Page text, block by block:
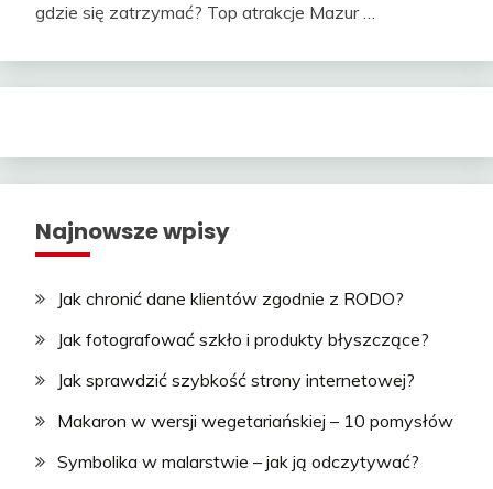
gdzie się zatrzymać? Top atrakcje Mazur …
Najnowsze wpisy
Jak chronić dane klientów zgodnie z RODO?
Jak fotografować szkło i produkty błyszczące?
Jak sprawdzić szybkość strony internetowej?
Makaron w wersji wegetariańskiej – 10 pomysłów
Symbolika w malarstwie – jak ją odczytywać?